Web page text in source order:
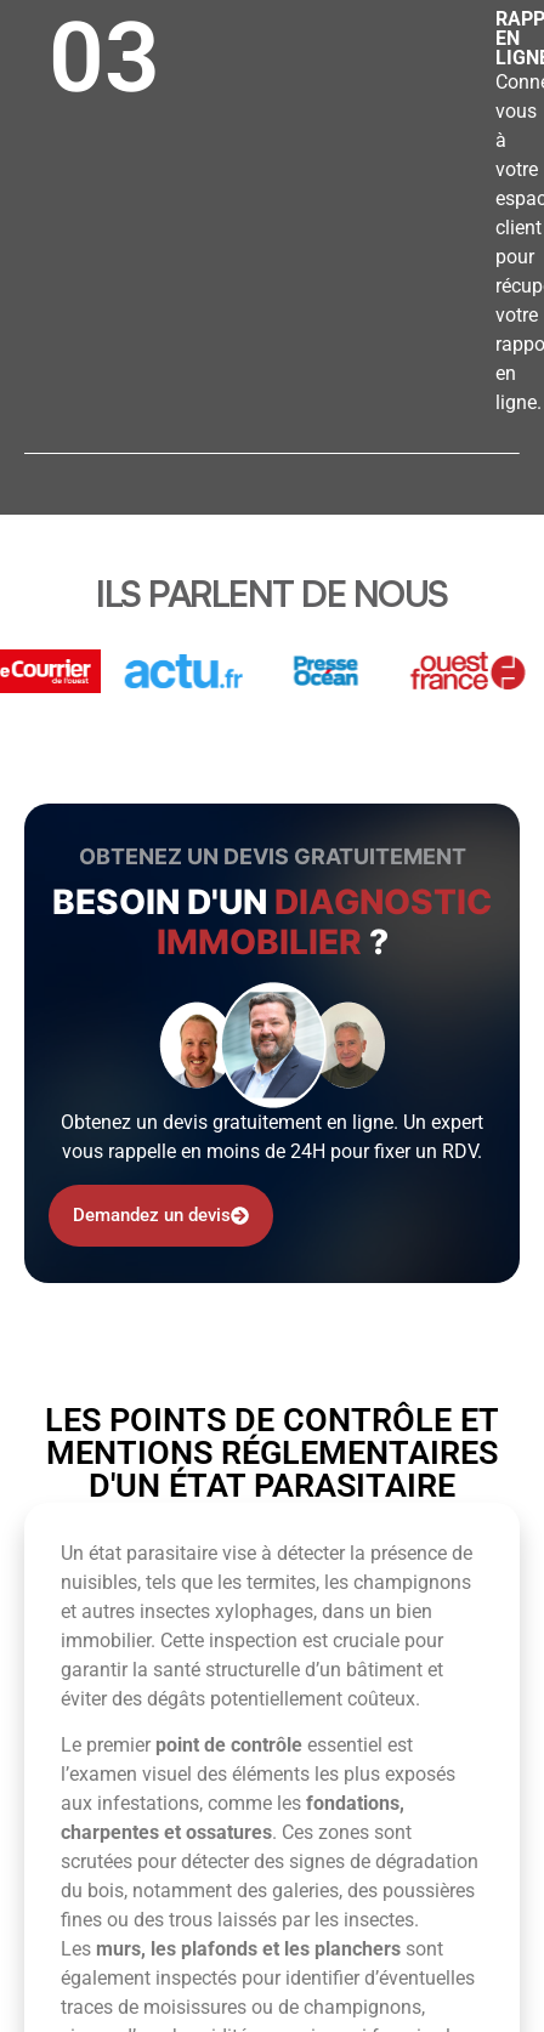
03
EN
vous
à
votre
client
pour
votre
en
ligne.
ILS PARLENT DE NOUS
OBTENEZ UN DEVIS GRATUITEMENT
BESOIN D'UN DIAGNOSTIC
IMMOBILIER ?
Obtenez un devis gratuitement en ligne. Un expert
vous rappelle en moins de 24H pour fixer un RDV.
Demandez un devis
LES POINTS DE CONTRÔLE ET
MENTIONS RÉGLEMENTAIRES
D'UN ÉTAT PARASITAIRE
Un état parasitaire vise à détecter la présence de
nuisibles, tels que les termites, les champignons
et autres insectes xylophages, dans un bien
immobilier. Cette inspection est cruciale pour
garantir la santé structurelle d’un bâtiment et
éviter des dégâts potentiellement coûteux.
Le premier point de contrôle essentiel est
l’examen visuel des éléments les plus exposés
aux infestations, comme les fondations,
charpentes et ossatures. Ces zones sont
scrutées pour détecter des signes de dégradation
du bois, notamment des galeries, des poussières
fines ou des trous laissés par les insectes.
Les murs, les plafonds et les planchers sont
également inspectés pour identifier d’éventuelles
traces de moisissures ou de champignons,